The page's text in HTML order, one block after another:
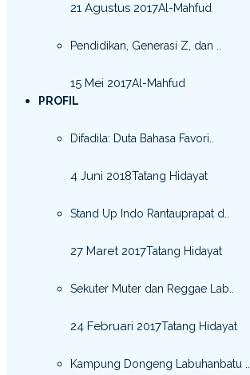
21 Agustus 2017Al-Mahfud
Pendidikan, Generasi Z, dan ..
15 Mei 2017Al-Mahfud
PROFIL
Difadila: Duta Bahasa Favori..
4 Juni 2018Tatang Hidayat
Stand Up Indo Rantauprapat d..
27 Maret 2017Tatang Hidayat
Sekuter Muter dan Reggae Lab..
24 Februari 2017Tatang Hidayat
Kampung Dongeng Labuhanbatu ..